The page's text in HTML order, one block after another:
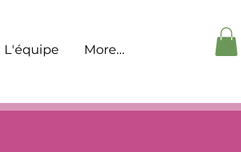
L'équipe More...